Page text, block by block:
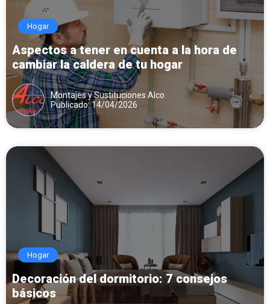
Hogar
Aspectos a tener en cuenta a la hora de
cambiar la caldera de tu hogar
Montajes y Sustituciones Alco
Publicado: 14/04/2026
Hogar
Decoración del dormitorio: 7 consejos
básicos